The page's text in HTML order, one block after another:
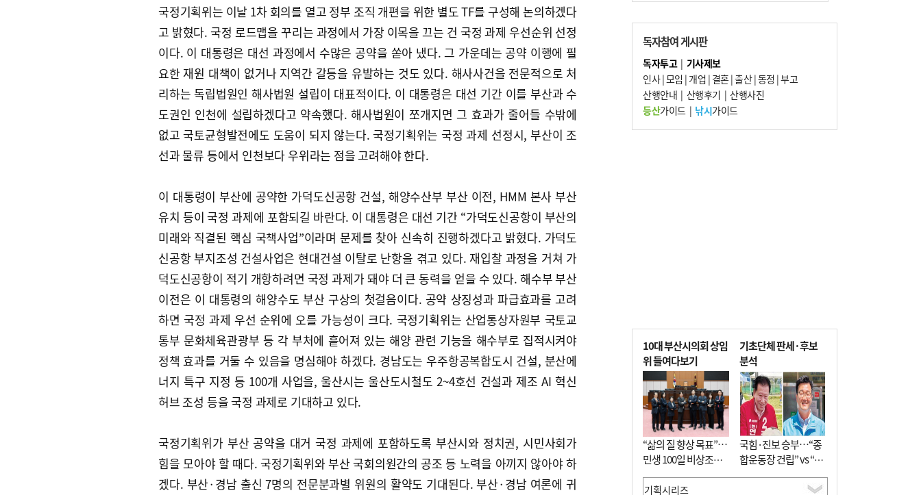
국정기획위는 이날 1차 회의를 열고 정부 조직 개편을 위한 별도 TF를 구성해 논의하겠다
고 밝혔다. 국정 로드맵을 꾸리는 과정에서 가장 이목을 끄는 건 국정 과제 우선순위 선정
이다. 이 대통령은 대선 과정에서 수많은 공약을 쏟아 냈다. 그 가운데는 공약 이행에 필
요한 재원 대책이 없거나 지역간 갈등을 유발하는 것도 있다. 해사사건을 전문적으로 처
리하는 독립법원인 해사법원 설립이 대표적이다. 이 대통령은 대선 기간 이를 부산과 수
도권인 인천에 설립하겠다고 약속했다. 해사법원이 쪼개지면 그 효과가 줄어들 수밖에
없고 국토균형발전에도 도움이 되지 않는다. 국정기획위는 국정 과제 선정시, 부산이 조
선과 물류 등에서 인천보다 우위라는 점을 고려해야 한다.
이 대통령이 부산에 공약한 가덕도신공항 건설, 해양수산부 부산 이전, HMM 본사 부산
유치 등이 국정 과제에 포함되길 바란다. 이 대통령은 대선 기간 “가덕도신공항이 부산의
미래와 직결된 핵심 국책사업”이라며 문제를 찾아 신속히 진행하겠다고 밝혔다. 가덕도
신공항 부지조성 건설사업은 현대건설 이탈로 난항을 겪고 있다. 재입찰 과정을 거쳐 가
덕도신공항이 적기 개항하려면 국정 과제가 돼야 더 큰 동력을 얻을 수 있다. 해수부 부산
이전은 이 대통령의 해양수도 부산 구상의 첫걸음이다. 공약 상징성과 파급효과를 고려
하면 국정 과제 우선 순위에 오를 가능성이 크다. 국정기획위는 산업통상자원부 국토교
통부 문화체육관광부 등 각 부처에 흩어져 있는 해양 관련 기능을 해수부로 집적시켜야
정책 효과를 거둘 수 있음을 명심해야 하겠다. 경남도는 우주항공복합도시 건설, 분산에
너지 특구 지정 등 100개 사업을, 울산시는 울산도시철도 2~4호선 건설과 제조 AI 혁신
허브 조성 등을 국정 과제로 기대하고 있다.
국정기획위가 부산 공약을 대거 국정 과제에 포함하도록 부산시와 정치권, 시민사회가
힘을 모아야 할 때다. 국정기획위와 부산 국회의원간의 공조 등 노력을 아끼지 않아야 하
겠다. 부산·경남 출신 7명의 전문분과별 위원의 활약도 기대된다. 부산·경남 여론에 귀
군사기밀 유출자 색출 지시
7
부산 주유소 휘발유 평균가 ℓ당 1849원…
전주보다 3원 ↓
8
[속보] ‘심판 성접대’ 논란 축구협회 공식 사
과…“현재는 부적절 행위 없어”
독자참여 게시판
독자투고| 기사제보
인사|모임 | 개업 | 결혼|출산|동정 |부고
산행안내 | 산행후기 | 산행사진
등산가이드| 낚시가이드
10대 부산시의회 상임
위 들여다보기
“삶의 질 향상 목표”…
민생 100일 비상조치
면밀 심사
기초단체 판세·후보
분석
국힘·진보 승부…“종
합운동장 건립” vs “출
근 공공버스 도입”